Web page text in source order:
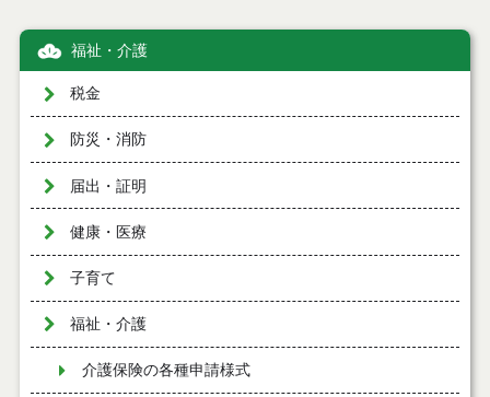
福祉・介護
税金
防災・消防
届出・証明
健康・医療
子育て
福祉・介護
介護保険の各種申請様式